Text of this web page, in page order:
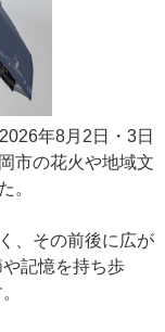
年8月2日・3日
市の花火や地域文
。
、その前後に広が
記憶を持ち歩